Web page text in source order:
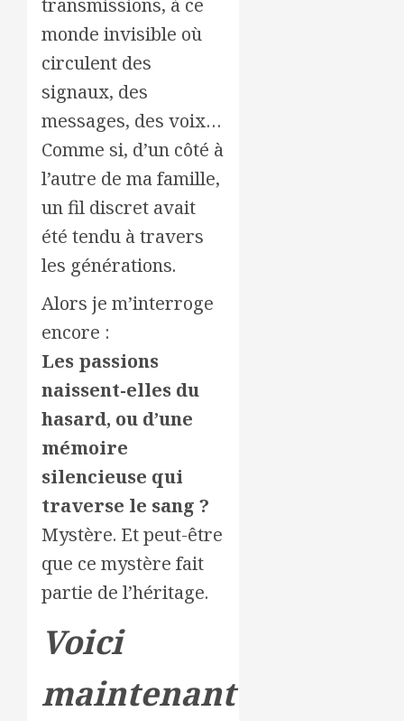
monde invisible où
circulent des
signaux, des
messages, des voix…
Comme si, d’un côté à
l’autre de ma famille,
un fil discret avait
été tendu à travers
les générations.
Alors je m’interroge
encore :
Les passions
naissent-elles du
hasard, ou d’une
mémoire
silencieuse qui
traverse le sang ?
Mystère. Et peut-être
que ce mystère fait
partie de l’héritage.
Voici
maintenant